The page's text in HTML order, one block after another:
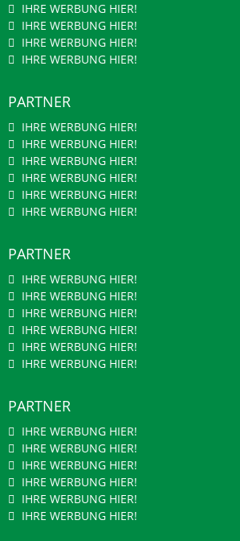
IHRE WERBUNG HIER!
IHRE WERBUNG HIER!
IHRE WERBUNG HIER!
IHRE WERBUNG HIER!
PARTNER
IHRE WERBUNG HIER!
IHRE WERBUNG HIER!
IHRE WERBUNG HIER!
IHRE WERBUNG HIER!
IHRE WERBUNG HIER!
IHRE WERBUNG HIER!
PARTNER
IHRE WERBUNG HIER!
IHRE WERBUNG HIER!
IHRE WERBUNG HIER!
IHRE WERBUNG HIER!
IHRE WERBUNG HIER!
IHRE WERBUNG HIER!
PARTNER
IHRE WERBUNG HIER!
IHRE WERBUNG HIER!
IHRE WERBUNG HIER!
IHRE WERBUNG HIER!
IHRE WERBUNG HIER!
IHRE WERBUNG HIER!